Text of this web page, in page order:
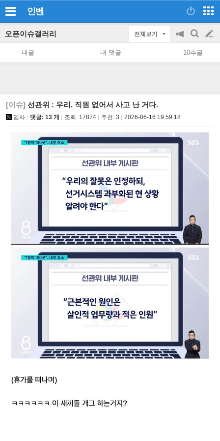
인벤
오픈이슈갤러리 전체보기
공
지
on/off
검
색
글
쓰
내글 내 댓글 10추글
[이슈] 선관위 : 우리, 직원 없어서 사고 난 거다.
입사 댓글: 13 개 조회: 17874 추천: 3 2026-06-16 19:59:18